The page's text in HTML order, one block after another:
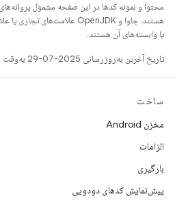
محتوا و نمونه کدها در این صفحه مشمول
یا وابسته‌های آن هستند.
تاریخ آخرین به‌روزرسانی 2025-07-29 به‌وقت ساعت هماهنگ جهانی.
ساخت
مخزن Android
الزامات
بارگیری
پیش‌نمایش کدهای دودویی